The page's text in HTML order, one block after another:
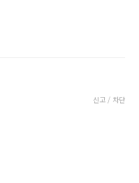
신고 / 차단